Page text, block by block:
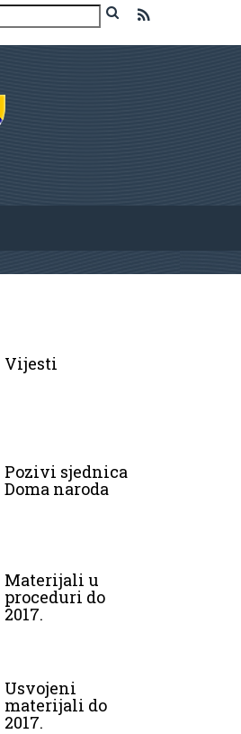
Vijesti
Pozivi sjednica
Doma naroda
Materijali u
proceduri do
2017.
Usvojeni
materijali do
2017.